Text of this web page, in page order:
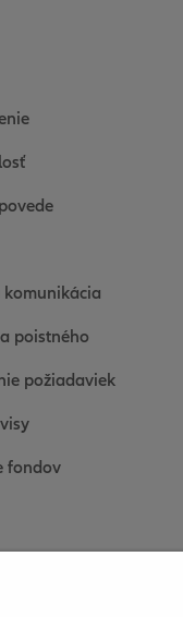
poistného
požiadaviek
fondov